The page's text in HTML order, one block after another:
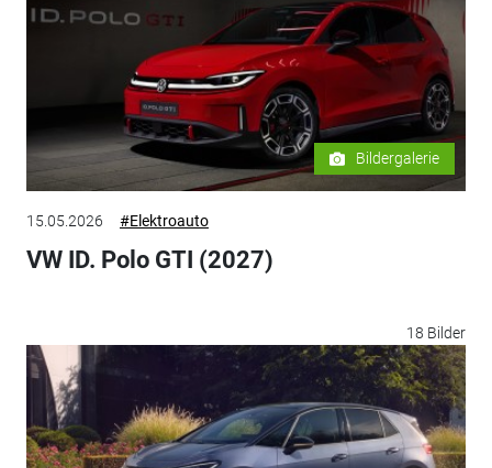
Bildergalerie
15.05.2026 #Elektroauto
VW ID. Polo GTI (2027)
18 Bilder